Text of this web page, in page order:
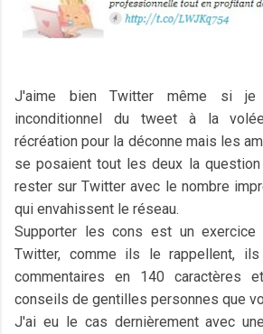
J'aime bien Twitter même si
inconditionnel du tweet à la
récréation pour la déconne mais les
se posaient tout les deux la
rester sur Twitter avec le nombre
qui envahissent le réseau.
Supporter les cons est un
Twitter, comme ils le rappellent,
commentaires en 140 caractères
conseils de gentilles personnes que
J'ai eu le cas dernièrement avec